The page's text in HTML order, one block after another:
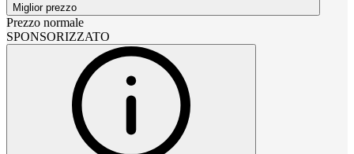
Miglior prezzo
Prezzo normale
SPONSORIZZATO